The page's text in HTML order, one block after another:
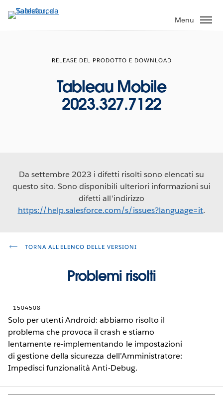
Passa
Menu
RELEASE DEL PRODOTTO E DOWNLOAD
Tableau Mobile
2023.327.7122
Da settembre 2023 i difetti risolti sono elencati su
questo sito. Sono disponibili ulteriori informazioni sui
difetti all'indirizzo
https://help.salesforce.com/s/issues?language=it.
TORNA ALL'ELENCO DELLE VERSIONI
Problemi risolti
1504508
Solo per utenti Android: abbiamo risolto il
problema che provoca il crash e stiamo
lentamente re-implementando le impostazioni
di gestione della sicurezza dell’Amministratore:
Impedisci funzionalità Anti-Debug.